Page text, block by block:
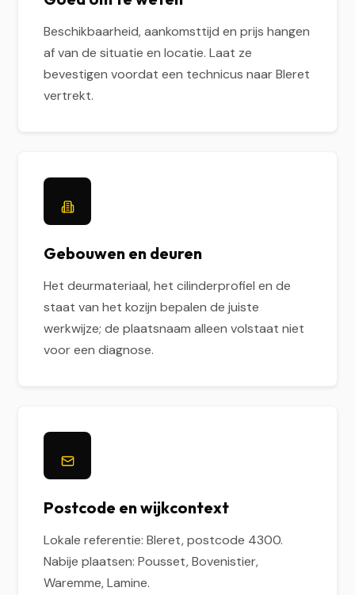
Beschikbaarheid, aankomsttijd en prijs hangen
af van de situatie en locatie. Laat ze
bevestigen voordat een technicus naar Bleret
vertrekt.
Gebouwen en deuren
Het deurmateriaal, het cilinderprofiel en de
staat van het kozijn bepalen de juiste
werkwijze; de plaatsnaam alleen volstaat niet
voor een diagnose.
Postcode en wijkcontext
Lokale referentie: Bleret, postcode 4300.
Nabije plaatsen: Pousset, Bovenistier,
Waremme, Lamine.